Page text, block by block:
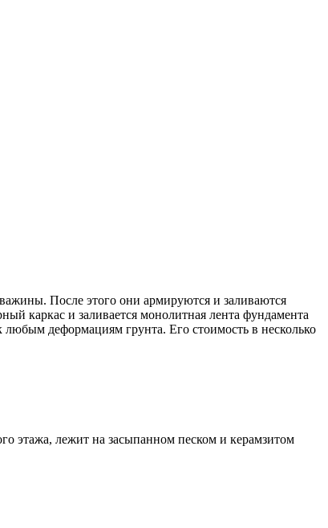
После этого они армируются и заливаются
каркас и заливается монолитная лента фундамента
деформациям грунта. Его стоимость в несколько
этажа, лежит на засыпанном песком и керамзитом